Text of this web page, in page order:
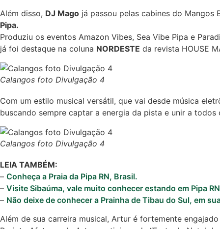
Além disso, DJ Mago já passou pelas cabines do Mangos
Pipa.
Produziu os eventos Amazon Vibes, Sea Vibe Pipa e
já foi destaque na coluna NORDESTE da revista HOUSE
Calangos foto Divulgação 4
Com um estilo musical versátil, que vai desde música
buscando sempre captar a energia da pista e unir a
Calangos foto Divulgação 4
LEIA TAMBÉM:
– Conheça a Praia da Pipa RN, Brasil.
– Visite Sibaúma, vale muito conhecer estando em Pipa RN
– Não deixe de conhecer a Prainha de Tibau do Sul, em
Além de sua carreira musical, Artur é fortemente